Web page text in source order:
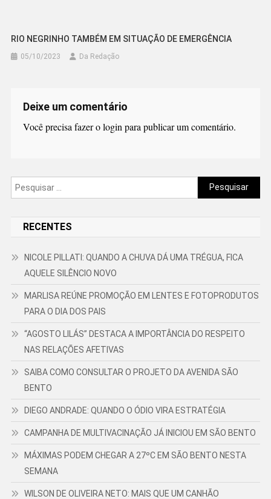
RIO NEGRINHO TAMBÉM EM SITUAÇÃO DE EMERGÊNCIA
05/10/2023 Da Redação
Deixe um comentário
Você precisa fazer ologin para publicar um comentário.
Pesquisar
por:
RECENTES
NICOLE PILLATI: QUANDO A CHUVA DÁ UMA TRÉGUA, FICA
AQUELE SILÊNCIO NOVO
MARLISA REÚNE PROMOÇÃO EM LENTES E FOTOPRODUTOS
PARA O DIA DOS PAIS
“AGOSTO LILÁS” DESTACA A IMPORTÂNCIA DO RESPEITO
NAS RELAÇÕES AFETIVAS
SAIBA COMO CONSULTAR O PROJETO DA AVENIDA SÃO
BENTO
DIEGO ANDRADE: QUANDO O ÓDIO VIRA ESTRATÉGIA
CAMPANHA DE MULTIVACINAÇÃO JÁ INICIOU EM SÃO BENTO
MÁXIMAS PODEM CHEGAR A 27ºC EM SÃO BENTO NESTA
SEMANA
WILSON DE OLIVEIRA NETO: MAIS QUE UM CANHÃO